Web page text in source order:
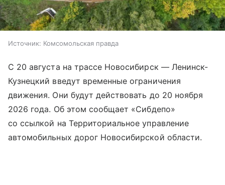
Источник: Комсомольская правда
С 20 августа на трассе Новосибирск — Ленинск-
Кузнецкий введут временные ограничения
движения. Они будут действовать до 20 ноября
2026 года. Об этом сообщает «Сибдепо»
со ссылкой на Территориальное управление
автомобильных дорог Новосибирской области.